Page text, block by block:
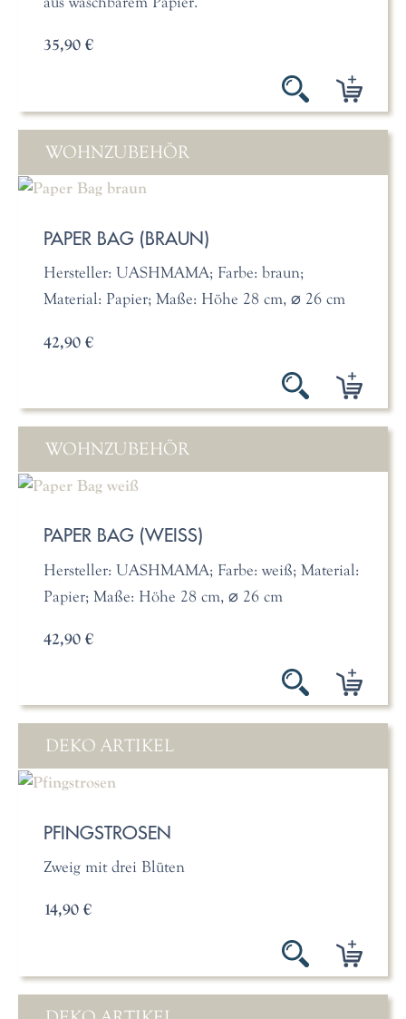
35,90 €
WOHNZUBEHÖR
PAPER BAG (BRAUN)
Hersteller: UASHMAMA; Farbe: braun;
Material: Papier; Maße: Höhe 28 cm, ⌀ 26 cm
42,90 €
WOHNZUBEHÖR
PAPER BAG (WEISS)
Hersteller: UASHMAMA; Farbe: weiß; Material:
Papier; Maße: Höhe 28 cm, ⌀ 26 cm
42,90 €
DEKO ARTIKEL
PFINGSTROSEN
Zweig mit drei Blüten
14,90 €